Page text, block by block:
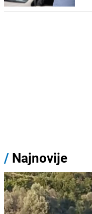
/ Najnovije